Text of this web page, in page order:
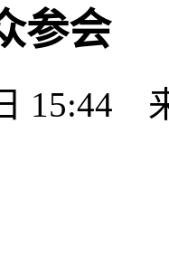
参会
15:44